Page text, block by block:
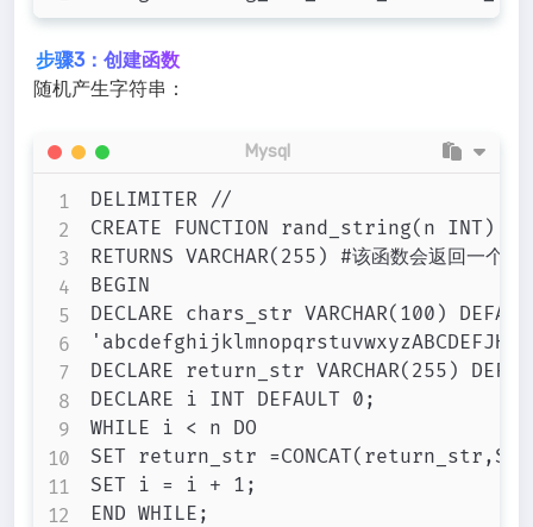
步骤3：创建函数
随机产生字符串：
DELIMITER //
CREATE FUNCTION rand_string(n INT)
RETURNS VARCHAR(255) #该函数会返回一个字
BEGIN
DECLARE chars_str VARCHAR(100)
DECLARE return_str VARCHAR(255)
DECLARE i INT DEFAULT 0;
WHILE i < n DO
SET return_str
SET i = i + 1;
END WHILE;
Mysql